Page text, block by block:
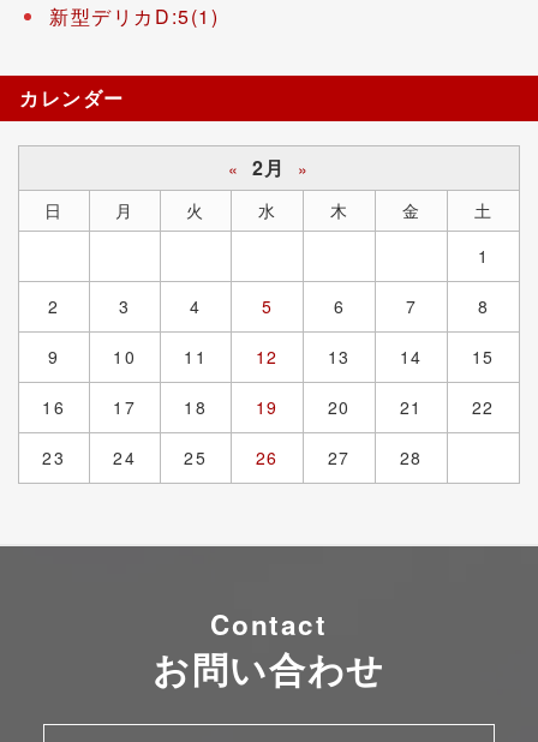
新型デリカD:5(1)
カレンダー
« 2月
»
日
月 火 水 木 金
土
1
2 3 4 5 6 7 8
9 10 11 12 13 14 15
16 17 18 19 20 21 22
23 24 25 26 27 28
Contact
お問い合わせ